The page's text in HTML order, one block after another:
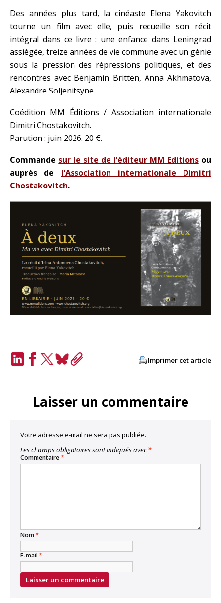
Des années plus tard, la cinéaste Elena Yakovitch
tourne un film avec elle, puis recueille son récit
intégral dans ce livre : une enfance dans Leningrad
assiégée, treize années de vie commune avec un génie
sous la pression des répressions politiques, et des
rencontres avec Benjamin Britten, Anna Akhmatova,
Alexandre Soljenitsyne.
Coédition MM Éditions / Association internationale
Dimitri Chostakovitch.
Parution : juin 2026. 20 €.
Commande sur le site de l’éditeur MM Editionsou
auprès de l’Association internationale Dimitri
Chostakovitch.
Imprimer cet article
Laisser un commentaire
Votre adresse e-mail ne sera pas publiée.
Les champs obligatoires sont indiqués avec *
Commentaire*
Nom*
E-mail*